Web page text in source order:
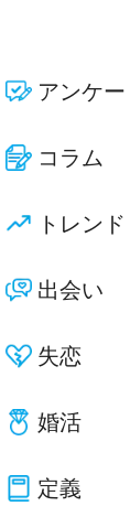
アンケー
コラム
トレンド
出会い
失恋
婚活
定義